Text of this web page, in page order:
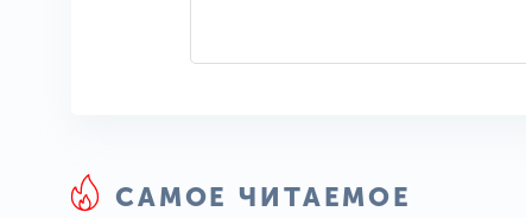
САМОЕ ЧИТАЕМОЕ